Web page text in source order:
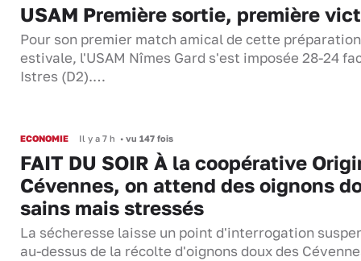
USAM Première sortie, première
Pour son premier match amical de cette préparation
estivale, l'USAM Nîmes Gard s'est imposée 28-24
Istres (D2).…
ECONOMIE Il y a 7 h • vu 147 fois
FAIT DU SOIR À la coopérative
Cévennes, on attend des oignons
sains mais stressés
La sécheresse laisse un point d'interrogation
au-dessus de la récolte d'oignons doux des